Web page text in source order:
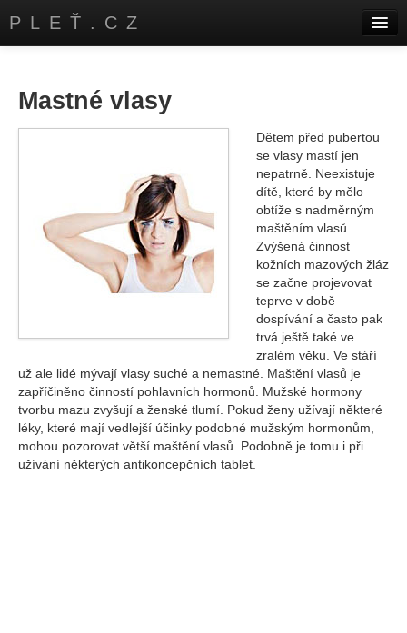
PLEŤ.CZ
Kontakty
Mastné vlasy
Dětem před pubertou
se vlasy mastí jen
nepatrně. Neexistuje
dítě, které by mělo
obtíže s nadměrným
maštěním vlasů.
Zvýšená činnost
kožních mazových žláz
se začne projevovat
teprve v době
dospívání a často pak
trvá ještě také ve
zralém věku. Ve stáří
už ale lidé mývají vlasy suché a nemastné. Maštění vlasů je
zapříčiněno činností pohlavních hormonů. Mužské hormony
tvorbu mazu zvyšují a ženské tlumí. Pokud ženy užívají některé
léky, které mají vedlejší účinky podobné mužským hormonům,
mohou pozorovat větší maštění vlasů. Podobně je tomu i při
užívání některých antikoncepčních tablet.